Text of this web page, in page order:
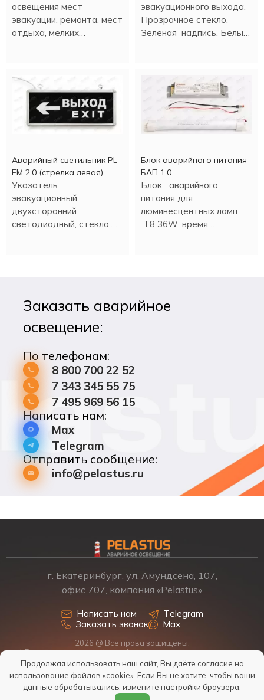
освещения мест
эвакуации, ремонта, мест
отдыха, мелких
эвакуационного выхода.
Прозрачное стекло.
Зеленая надпись. Белый
Аварийный светильник PL
EM 2.0 (стрелка левая)
Указатель
эвакуационный
двухсторонний
светодиодный, стекло,
Блок аварийного питания
БАП 1.0
Блок аварийного
питания для
люминесцентных ламп
Т8 36W, время
Заказать аварийное
освещение:
По телефонам:
8 800 700 22 52
7 343 345 55 75
7 495 969 56 15
Написать нам:
Max
Telegram
Отправить сообщение:
info@pelastus.ru
г. Екатеринбург, ул. Амундсена, 107,
офис 707, компания «Pelastus»
Написать нам
Заказать звонок
Telegram
Max
2026 @ Все права защищены.
* Размещенная на сайте информация о товарах и ценах не
является офертой, наличие, стоимость, условия поставки
обсуждаются индивидуально у менеджеров.
Политика обработки персональных данных
Согласие на обработку персональных данных
Продолжая использовать наш сайт, Вы даёте согласие на
использование файлов «cookie». Если Вы не хотите, чтобы ваши
данные обрабатывались, измените настройки браузера.